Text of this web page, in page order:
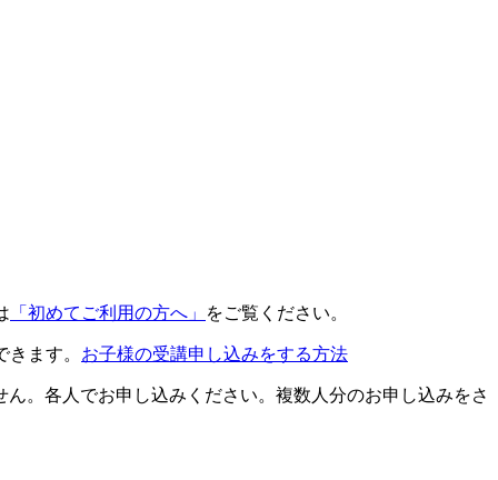
「初めてご利用の方へ」 をご覧ください。
ます。 お子様の受講申し込みをする方法
。各人でお申し込みください。複数人分のお申し込みをさ